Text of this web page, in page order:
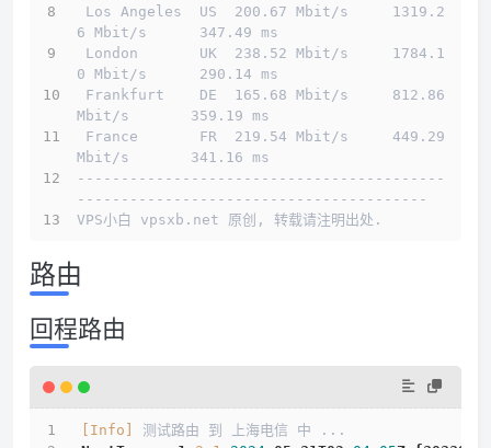
------------------------------------------
----------------------------------------
VPS小白 vpsxb.net 原创, 转载请注明出处.
路由
回程路由
[Info]
测试路由 到 上海电信 中 ...